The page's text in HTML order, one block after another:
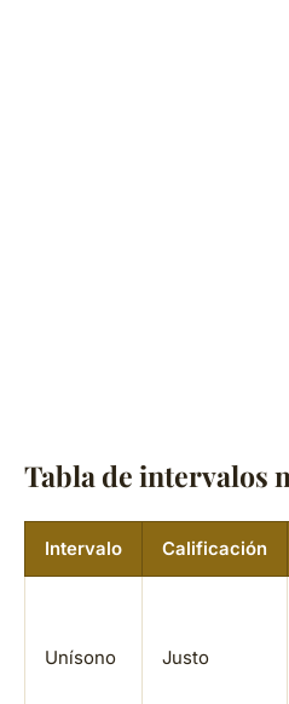
Tabla de intervalos
Intervalo Calificación
Unísono Justo